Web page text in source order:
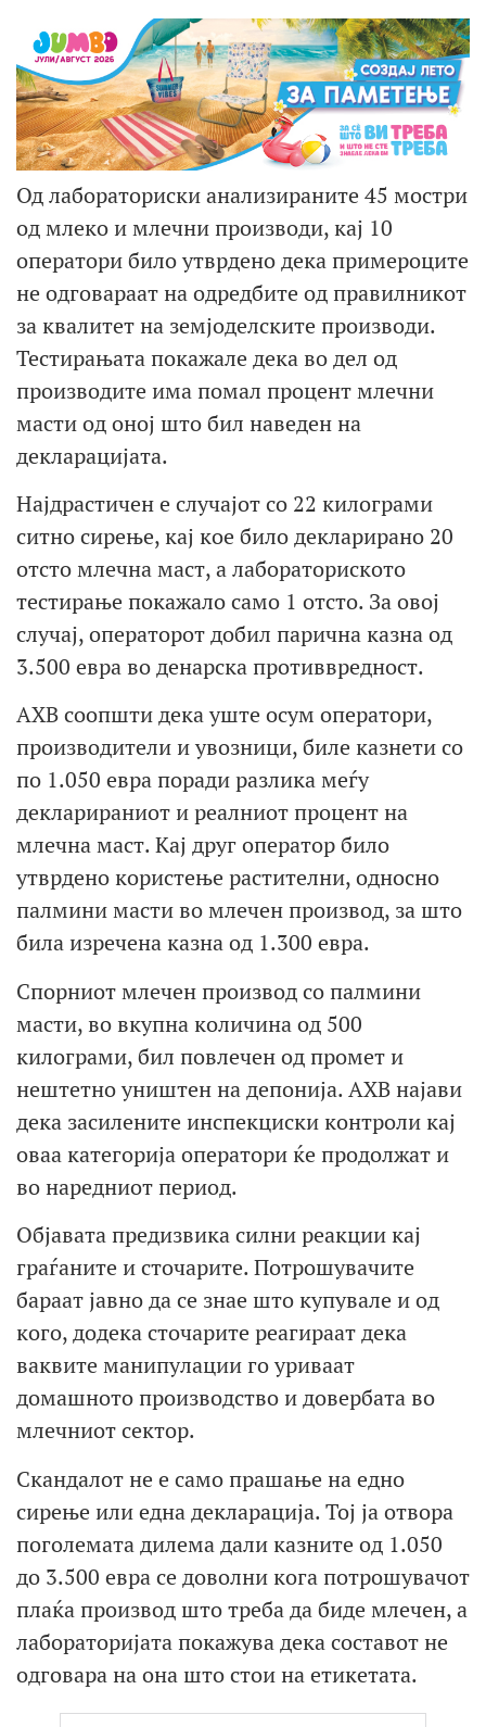
Од лабораториски анализираните 45 мостри
од млеко и млечни производи, кај 10
оператори било утврдено дека примероците
не одговараат на одредбите од правилникот
за квалитет на земјоделските производи.
Тестирањата покажале дека во дел од
производите има помал процент млечни
масти од оној што бил наведен на
декларацијата.
Најдрастичен е случајот со 22 килограми
ситно сирење, кај кое било декларирано 20
отсто млечна маст, а лабораториското
тестирање покажало само 1 отсто. За овој
случај, операторот добил парична казна од
3.500 евра во денарска противвредност.
АХВ соопшти дека уште осум оператори,
производители и увозници, биле казнети со
по 1.050 евра поради разлика меѓу
декларираниот и реалниот процент на
млечна маст. Кај друг оператор било
утврдено користење растителни, односно
палмини масти во млечен производ, за што
била изречена казна од 1.300 евра.
Спорниот млечен производ со палмини
масти, во вкупна количина од 500
килограми, бил повлечен од промет и
нештетно уништен на депонија. АХВ најави
дека засилените инспекциски контроли кај
оваа категорија оператори ќе продолжат и
во наредниот период.
Објавата предизвика силни реакции кај
граѓаните и сточарите. Потрошувачите
бараат јавно да се знае што купувале и од
кого, додека сточарите реагираат дека
ваквите манипулации го уриваат
домашното производство и довербата во
млечниот сектор.
Скандалот не е само прашање на едно
сирење или една декларација. Тој ја отвора
поголемата дилема дали казните од 1.050
до 3.500 евра се доволни кога потрошувачот
плаќа производ што треба да биде млечен, а
лабораторијата покажува дека составот не
одговара на она што стои на етикетата.